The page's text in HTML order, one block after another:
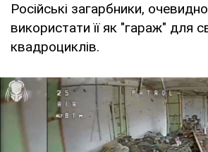
Російські загарбники,
використати її як "гараж" для
квадроциклів.